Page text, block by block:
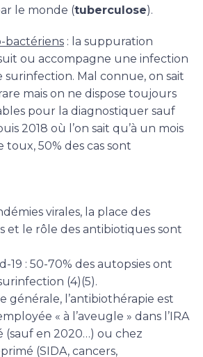
le monde (tuberculose).
bactériens : la suppuration
ou accompagne une infection
surinfection. Mal connue, on sait
mais on ne dispose toujours
pour la diagnostiquer sauf
2018 où l’on sait qu’à un mois
toux, 50% des cas sont
virales, la place des
et le rôle des antibiotiques sont
19 : 50-70% des autopsies ont
(4)(5).
générale, l’antibiothérapie est
« à l’aveugle » dans l’IRA
(sauf en 2020…) ou chez
(SIDA, cancers,